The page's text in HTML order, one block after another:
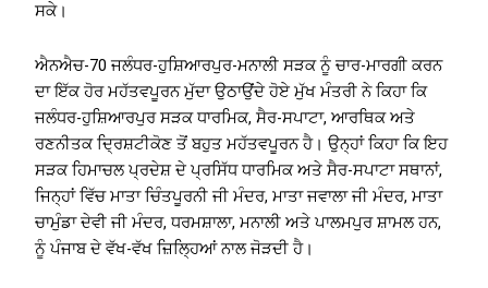
ਸਕੇ।
ਐਨਐਚ-70 ਜਲੰਧਰ-ਹੁਸ਼ਿਆਰਪੁਰ-ਮਨਾਲੀ ਸੜਕ ਨੂੰ ਚਾਰ-ਮਾਰਗੀ ਕਰਨ
ਦਾ ਇੱਕ ਹੋਰ ਮਹੱਤਵਪੂਰਨ ਮੁੱਦਾ ਉਠਾਉਂਦੇ ਹੋਏ ਮੁੱਖ ਮੰਤਰੀ ਨੇ ਕਿਹਾ ਕਿ
ਜਲੰਧਰ-ਹੁਸ਼ਿਆਰਪੁਰ ਸੜਕ ਧਾਰਮਿਕ, ਸੈਰ-ਸਪਾਟਾ, ਆਰਥਿਕ ਅਤੇ
ਰਣਨੀਤਕ ਦ੍ਰਿਸ਼ਟੀਕੋਣ ਤੋਂ ਬਹੁਤ ਮਹੱਤਵਪੂਰਨ ਹੈ। ਉਨ੍ਹਾਂ ਕਿਹਾ ਕਿ ਇਹ
ਸੜਕ ਹਿਮਾਚਲ ਪ੍ਰਦੇਸ਼ ਦੇ ਪ੍ਰਸਿੱਧ ਧਾਰਮਿਕ ਅਤੇ ਸੈਰ-ਸਪਾਟਾ ਸਥਾਨਾਂ,
ਜਿਨ੍ਹਾਂ ਵਿੱਚ ਮਾਤਾ ਚਿੰਤਪੂਰਨੀ ਜੀ ਮੰਦਰ, ਮਾਤਾ ਜਵਾਲਾ ਜੀ ਮੰਦਰ, ਮਾਤਾ
ਚਾਮੁੰਡਾ ਦੇਵੀ ਜੀ ਮੰਦਰ, ਧਰਮਸ਼ਾਲਾ, ਮਨਾਲੀ ਅਤੇ ਪਾਲਮਪੁਰ ਸ਼ਾਮਲ ਹਨ,
ਨੂੰ ਪੰਜਾਬ ਦੇ ਵੱਖ-ਵੱਖ ਜ਼ਿਲ੍ਹਿਆਂ ਨਾਲ ਜੋੜਦੀ ਹੈ।